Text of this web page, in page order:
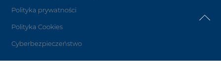
Polityka prywatności
Polityka Cookies
Cyberbezpieczeństwo